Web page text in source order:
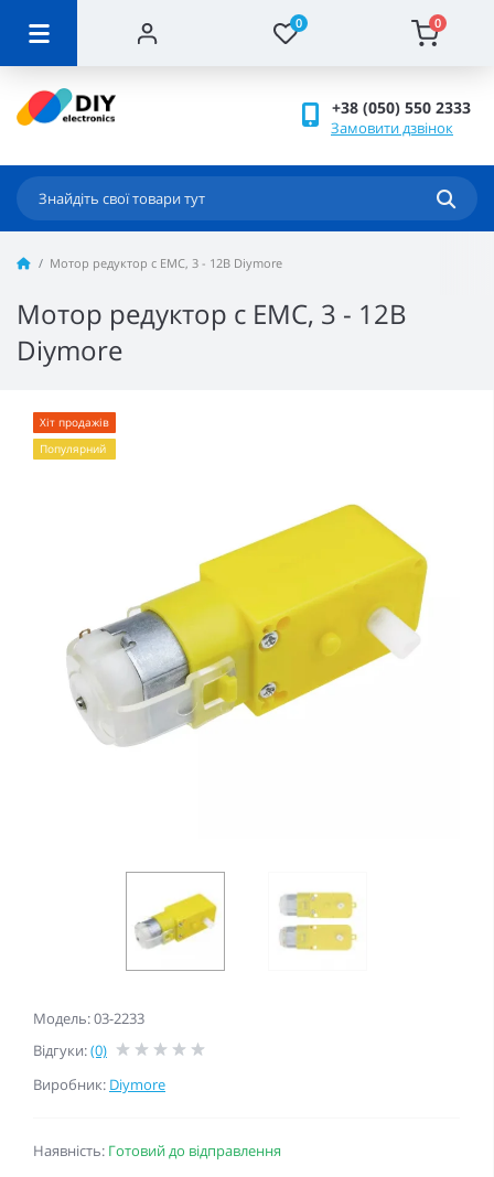
0 0
+38 (050) 550 2333
Замовити дзвінок
Мотор редуктор с ЕМС, 3 - 12В Diymore
Мотор редуктор с ЕМС, 3 - 12В
Diymore
Модель: 03-2233
Відгуки:(0)
Виробник: Diymore
Хіт продажів
Популярний
Наявність: Готовий до відправлення